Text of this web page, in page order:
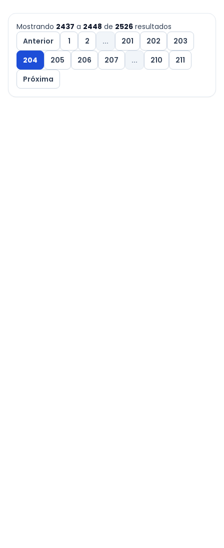
Mostrando 2437 a 2448 de 2526 resultados
Anterior
1 2 ... 201 202
203
204
205 206 207 ... 210
211
Próxima